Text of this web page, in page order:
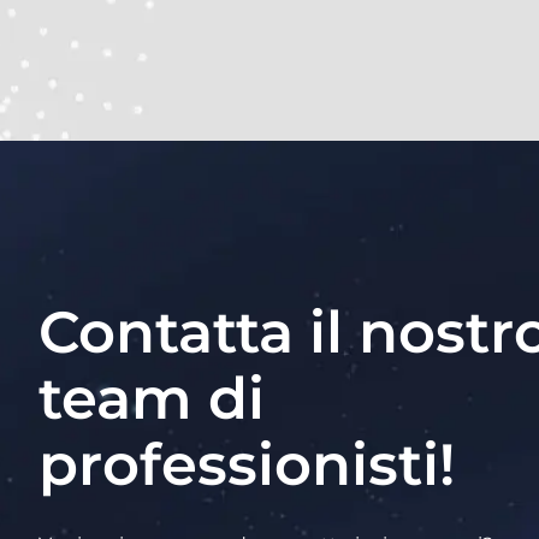
Contatta il
team di
professionisti!